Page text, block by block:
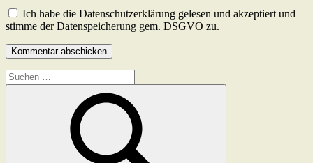
Ich habe die Datenschutzerklärung gelesen und akzeptiert und
stimme der Datenspeicherung gem. DSGVO zu.
Suchen
nach: